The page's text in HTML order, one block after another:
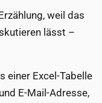
weil das
lässt –
einer Excel-Tabelle
E-Mail-Adresse,